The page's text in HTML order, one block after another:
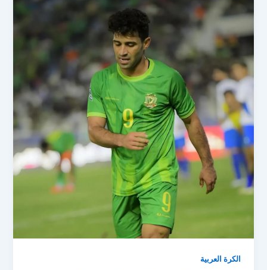
الدوري
العراقي
الممتاز
2024/2025
بقيادة
مؤمن
سليمان
الكرة العربية